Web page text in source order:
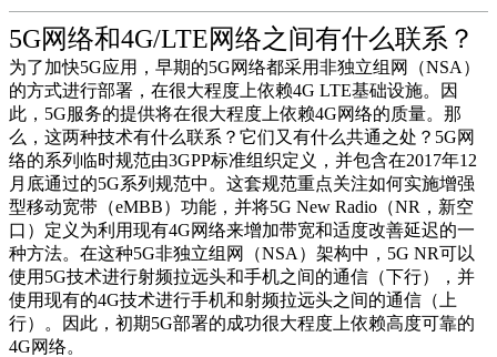
5G网络和4G/LTE网络之间有什么联系？
为了加快5G应用，早期的5G网络都采用非独立组网（NSA）
的方式进行部署，在很大程度上依赖4G LTE基础设施。因
此，5G服务的提供将在很大程度上依赖4G网络的质量。那
么，这两种技术有什么联系？它们又有什么共通之处？5G网
络的系列临时规范由3GPP标准组织定义，并包含在2017年12
月底通过的5G系列规范中。这套规范重点关注如何实施增强
型移动宽带（eMBB）功能，并将5G New Radio（NR，新空
口）定义为利用现有4G网络来增加带宽和适度改善延迟的一
种方法。在这种5G非独立组网（NSA）架构中，5G NR可以
使用5G技术进行射频拉远头和手机之间的通信（下行），并
使用现有的4G技术进行手机和射频拉远头之间的通信（上
行）。因此，初期5G部署的成功很大程度上依赖高度可靠的
4G网络。